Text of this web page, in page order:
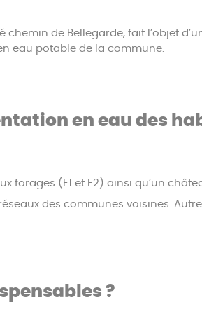
chemin de Bellegarde, fait l’objet
eau potable de la commune.
en eau des
forages (F1 et F2) ainsi qu’un
des communes voisines.
?